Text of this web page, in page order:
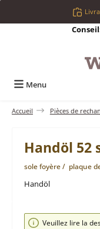
Passer au contenu
Menu
Accueil Pièces de
Handöl 52
sole foyère / plaque
Handöl
Ignorer la galerie
Veuillez lire la